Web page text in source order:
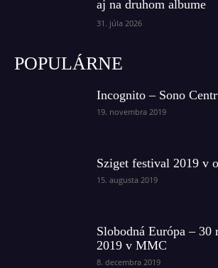
aj na druhom albume
31. júla 2026
POPULÁRNE
Incognito – Sono
19. novembra 2019
Sziget festival 2019 v
15. augusta 2019
Slobodná Európa – 30
2019 v MMC
8. decembra 2019